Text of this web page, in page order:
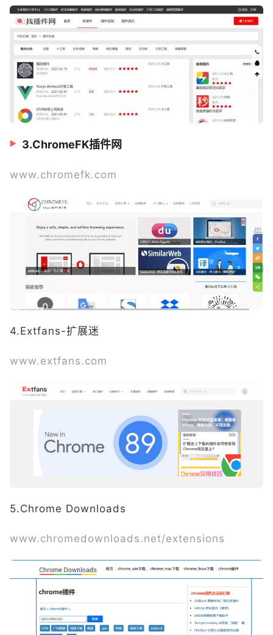
3.ChromeFK插件网
www.chromefk.com
4.Extfans-扩展迷
www.extfans.com
5.Chrome Downloads
www.chromedownloads.net/extensions